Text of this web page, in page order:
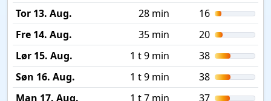
Tor 13. Aug.
28 min
16
Fre 14. Aug.
35 min
20
Lør 15. Aug.
1 t 9 min
38
Søn 16. Aug.
1 t 9 min
38
Man 17. Aug.
1 t 7 min 37